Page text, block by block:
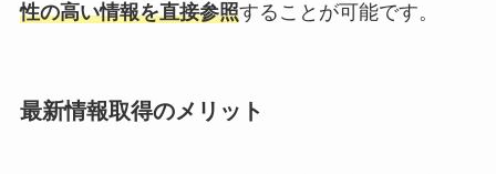
性の高い情報を直接参照することが可能です。
最新情報取得のメリット